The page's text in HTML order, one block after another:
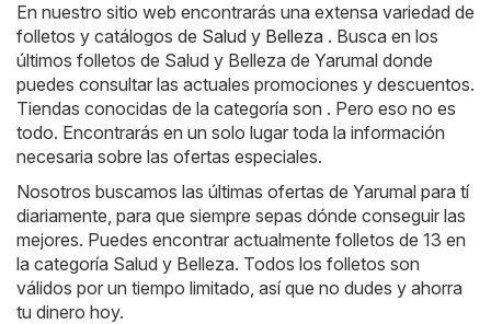
En nuestro sitio web encontrarás una extensa variedad de
folletos y catálogos de Salud y Belleza . Busca en los
últimos folletos de Salud y Belleza de Yarumal donde
puedes consultar las actuales promociones y descuentos.
Tiendas conocidas de la categoría son . Pero eso no es
todo. Encontrarás en un solo lugar toda la información
necesaria sobre las ofertas especiales.
Nosotros buscamos las últimas ofertas de Yarumal para tí
diariamente, para que siempre sepas dónde conseguir las
mejores. Puedes encontrar actualmente folletos de 13 en
la categoría Salud y Belleza. Todos los folletos son
válidos por un tiempo limitado, así que no dudes y ahorra
tu dinero hoy.